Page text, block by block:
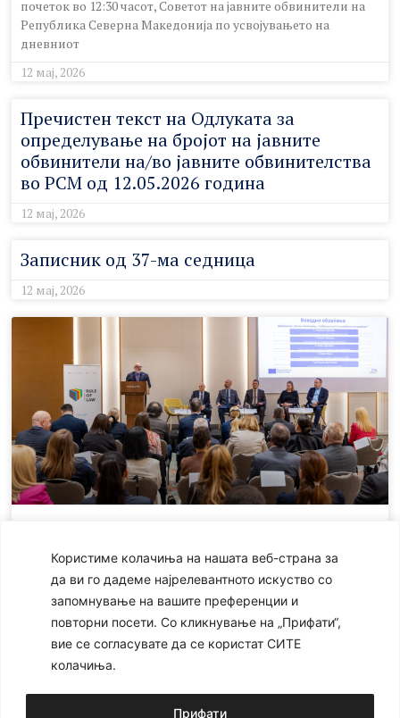
Користиме колачиња на нашата веб-страна за
да ви го дадеме најрелевантното искуство со
запомнување на вашите преференции и
повторни посети. Со кликнување на „Прифати“,
вие се согласувате да се користат СИТЕ
колачиња.
Прифати
почеток во 12:30 часот, Советот на јавните обвинители на
Република Северна Македонија по усвојувањето на
дневниот
12 мај, 2026
Пречистен текст на Одлуката за
определување на бројот на јавните
обвинители на/во јавните обвинителства
во РСМ од 12.05.2026 година
12 мај, 2026
Записник од 37-ма седница
12 мај, 2026
“Транспарентноста како клучен фактор
во работата на Советот на јавните
обвинители на Република Северна
Македонија“
На 06.05.2026 година во Хотел “Holiday inn“ во Скопје се
одржа конференција во организација на проектот